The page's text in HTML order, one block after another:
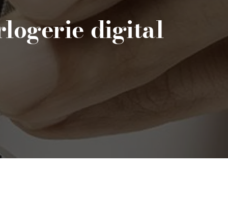
digital